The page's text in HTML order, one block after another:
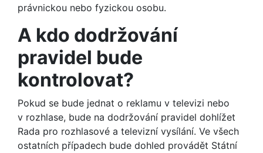
právnickou nebo fyzickou osobu.
A kdo dodržování
pravidel bude
kontrolovat?
Pokud se bude jednat o reklamu v televizi nebo
v rozhlase, bude na dodržování pravidel dohlížet
Rada pro rozhlasové a televizní vysílání. Ve všech
ostatních případech bude dohled provádět Státní